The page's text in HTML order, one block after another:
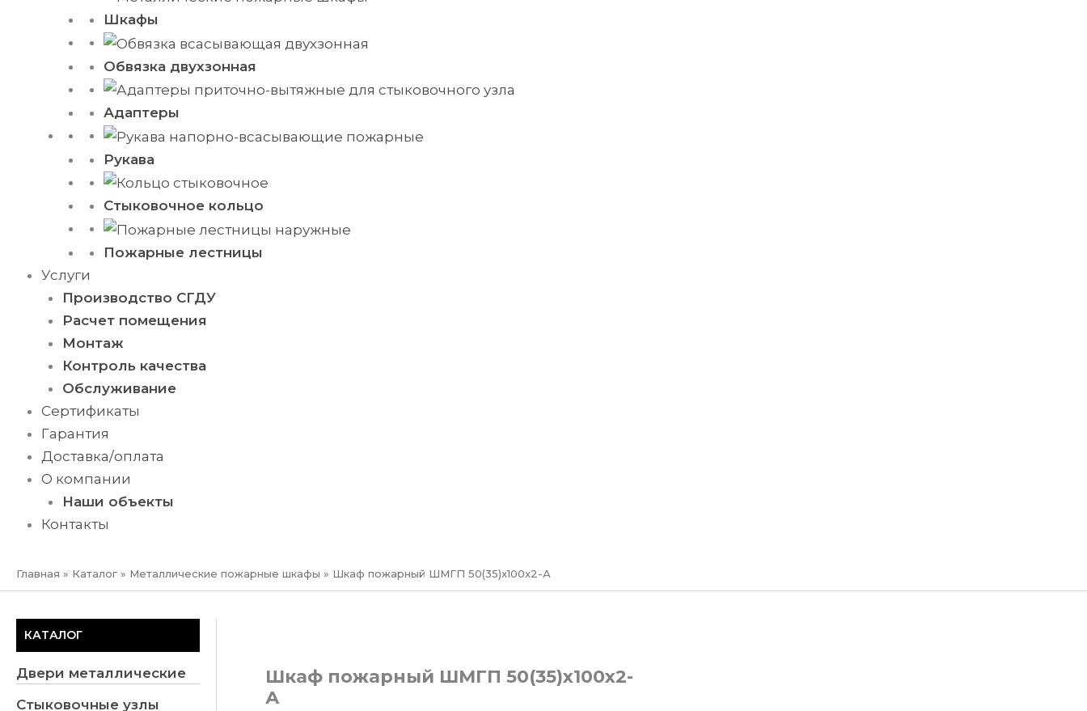
Шкафы
Обвязка двухзонная
Адаптеры
Рукава
Стыковочное кольцо
Пожарные лестницы
Услуги
Производство СГДУ
Расчет помещения
Монтаж
Контроль качества
Обслуживание
Сертификаты
Гарантия
Доставка/оплата
О компании
Наши объекты
Контакты
Главная » Каталог » Металлические пожарные шкафы » Шкаф пожарный ШМГП 50(35)x100x2-А
КАТАЛОГ
Двери металлические
Стыковочные узлы
Шкаф пожарный ШМГП 50(35)x100x2-
А